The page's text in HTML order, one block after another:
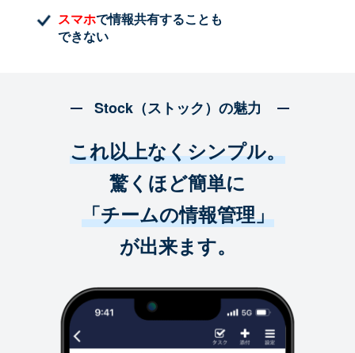
スマホで情報共有することも
できない
Stock（ストック）の魅力
これ以上なくシンプル。
驚くほど簡単に
「チームの情報管理」
が出来ます。